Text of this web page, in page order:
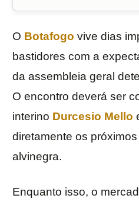
O Botafogo vive dias
bastidores com a
da assembleia geral
O encontro deverá ser
interino Durcesio Mello
diretamente os
alvinegra.
Enquanto isso, o